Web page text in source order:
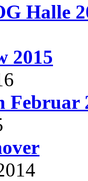
Halle
2015
Februar